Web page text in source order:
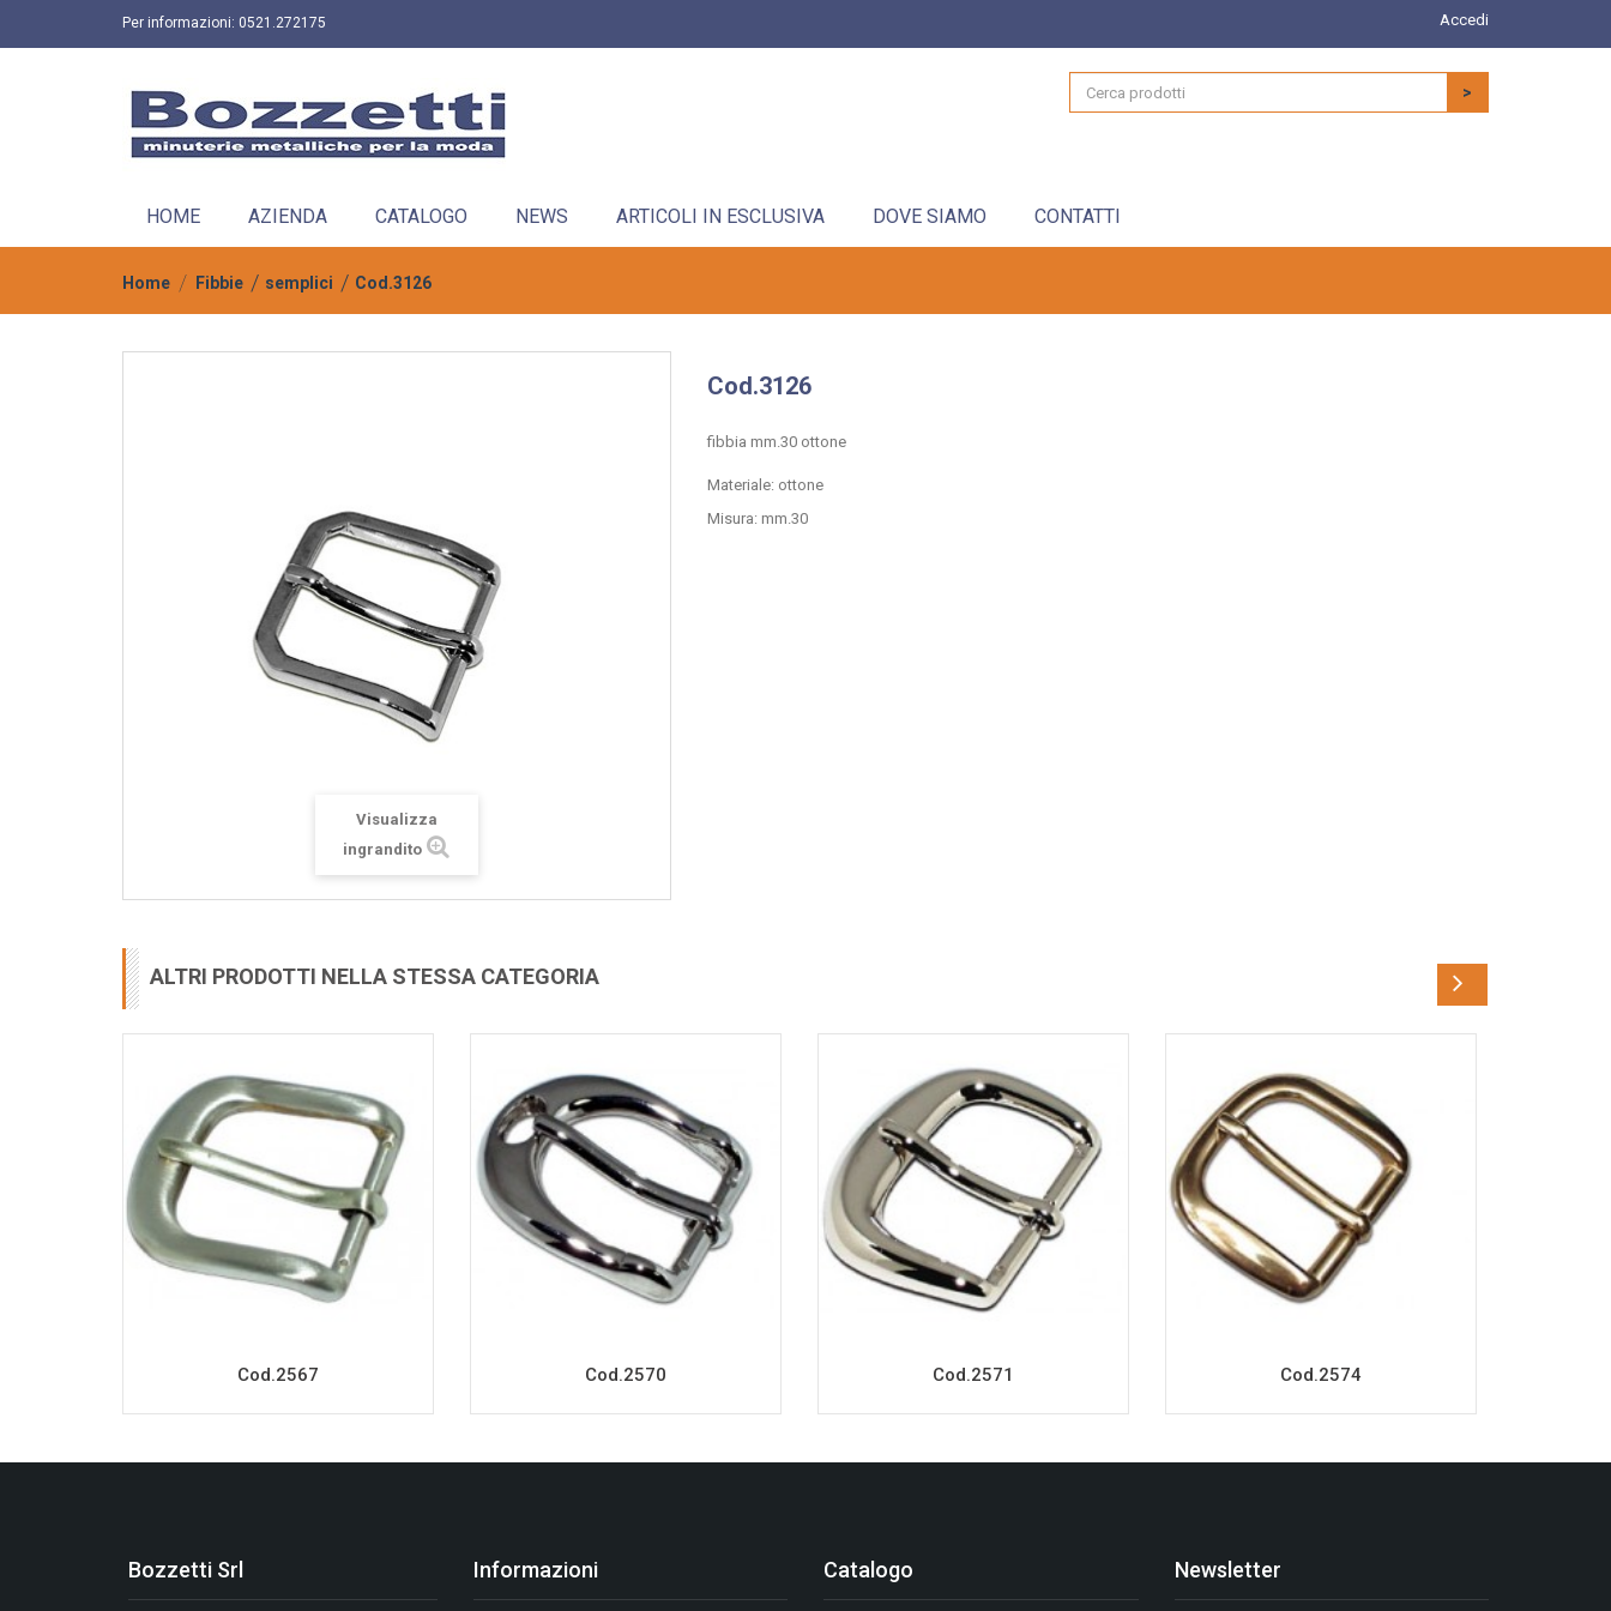
Accedi
Per informazioni: 0521.272175
>
HOME AZIENDA CATALOGO NEWS ARTICOLI IN ESCLUSIVA DOVE SIAMO CONTATTI
Home Fibbie semplici Cod.3126
Visualizza
ingrandito
Cod.3126
fibbia mm.30 ottone
Materiale: ottone
Misura: mm.30
ALTRI PRODOTTI NELLA STESSA CATEGORIA
Cod.2567 Cod.2570 Cod.2571 Cod.2574
Bozzetti Srl Informazioni Catalogo Newsletter